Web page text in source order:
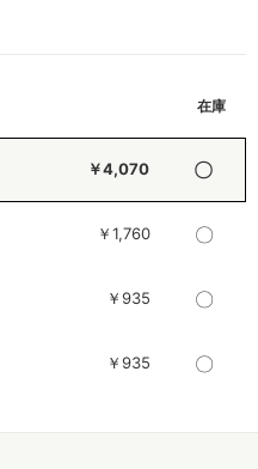
￥4,070 〇
￥1,760 〇
￥935 〇
￥935 〇